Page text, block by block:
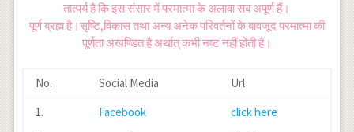
तात्पर्य है कि इस संसार में परमात्मा के अलावा सब अपूर्ण हैं।
पूर्ण ब्रह्म है।सृष्टि,विकास तथा अन्य अनेक परिवर्तनों के बावजूद परमात्मा की
पूर्णता अखण्डित है अर्थात् कभी नष्ट नहीं होती है।
No. Social Media
Url
1.
Facebook
click here